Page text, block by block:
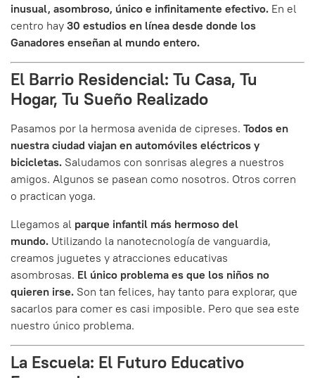
inusual, asombroso, único e infinitamente efectivo. En el
centro hay 30 estudios en línea desde donde los
Ganadores enseñan al mundo entero.
El Barrio Residencial: Tu Casa, Tu
Hogar, Tu Sueño Realizado
Pasamos por la hermosa avenida de cipreses. Todos en
nuestra ciudad viajan en automóviles eléctricos y
bicicletas. Saludamos con sonrisas alegres a nuestros
amigos. Algunos se pasean como nosotros. Otros corren
o practican yoga.
Llegamos al parque infantil más hermoso del
mundo. Utilizando la nanotecnología de vanguardia,
creamos juguetes y atracciones educativas
asombrosas. El único problema es que los niños no
quieren irse. Son tan felices, hay tanto para explorar, que
sacarlos para comer es casi imposible. Pero que sea este
nuestro único problema.
La Escuela: El Futuro Educativo